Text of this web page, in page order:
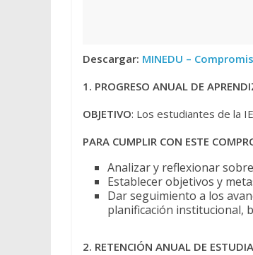
Descargar: MINEDU –
1. PROGRESO ANUAL DE
OBJETIVO: Los estudiantes de la
PARA CUMPLIR CON ESTE
Analizar y reflexionar
Establecer objetivos y
Dar seguimiento a los
planificación institucional,
2. RETENCIÓN ANUAL DE